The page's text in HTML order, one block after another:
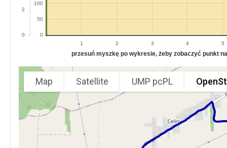
1 2 3 4 5
0
50
100
0
2
przesuń myszkę po wykresie, żeby zobaczyć punkt
Map Satellite UMP pcPL